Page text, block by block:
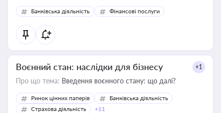
Банківська діяльність Фінансові послуги
Воєнний стан: наслідки для бізнесу +1
Про що тема: Введення воєнного стану: що далі?
Ринок цінних паперів
Банківська діяльність
Страхова діяльність
+11